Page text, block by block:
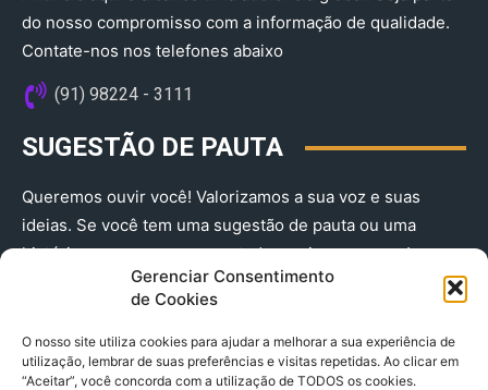
Gerenciar Consentimento
de Cookies
O nosso site utiliza cookies para ajudar a melhorar a sua experiência de
utilização, lembrar de suas preferências e visitas repetidas. Ao clicar em
“Aceitar”, você concorda com a utilização de TODOS os cookies.
do nosso compromisso com a informação de qualidade.
Contate-nos nos telefones abaixo
(91) 98224 - 3111
SUGESTÃO DE PAUTA
Queremos ouvir você! Valorizamos a sua voz e suas
ideias. Se você tem uma sugestão de pauta ou uma
história que merece ser contada, envie-nos agora!
(91) 98224 - 3111